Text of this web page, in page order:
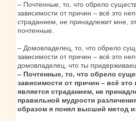
– Почтенные, то, что обрело
зависимости от причин – всё это
страданием, не принадлежит мне,
почтенные.
– Домовладелец, то, что обрело
зависимости от причин – всё это
домовладелец, что ты
– Почтенные, то, что обрело
зависимости от причин – всё это
является страданием, не
правильной мудрости
образом я понял высший метод